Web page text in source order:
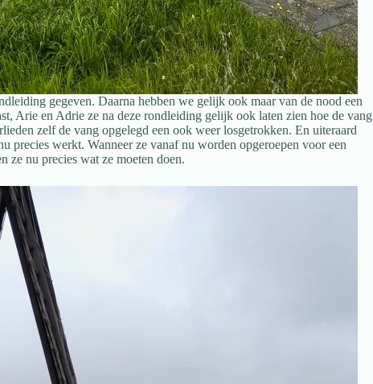
gegeven. Daarna hebben we gelijk ook maar van de nood een
Arie en Adrie ze na deze rondleiding gelijk ook laten zien hoe de vang
zelf de vang opgelegd een ook weer losgetrokken. En uiteraard
precies werkt. Wanneer ze vanaf nu worden opgeroepen voor een
ze nu precies wat ze moeten doen.